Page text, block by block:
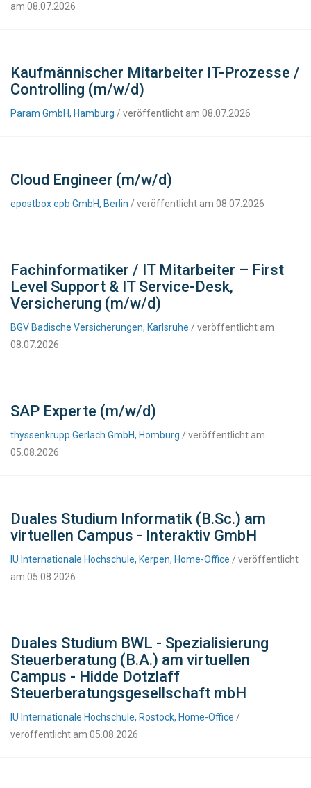
am 08.07.2026
Kaufmännischer Mitarbeiter IT-Prozesse /
Controlling (m/w/d)
Param GmbH, Hamburg / veröffentlicht am 08.07.2026
Cloud Engineer (m/w/d)
epostbox epb GmbH, Berlin / veröffentlicht am 08.07.2026
Fachinformatiker / IT Mitarbeiter – First
Level Support & IT Service-Desk,
Versicherung (m/w/d)
BGV Badische Versicherungen, Karlsruhe / veröffentlicht am
08.07.2026
SAP Experte (m/w/d)
thyssenkrupp Gerlach GmbH, Homburg / veröffentlicht am
05.08.2026
Duales Studium Informatik (B.Sc.) am
virtuellen Campus - Interaktiv GmbH
IU Internationale Hochschule, Kerpen, Home-Office / veröffentlicht
am 05.08.2026
Duales Studium BWL - Spezialisierung
Steuerberatung (B.A.) am virtuellen
Campus - Hidde Dotzlaff
Steuerberatungsgesellschaft mbH
IU Internationale Hochschule, Rostock, Home-Office /
veröffentlicht am 05.08.2026